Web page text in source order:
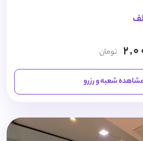
تومان
شعبه و رزرو